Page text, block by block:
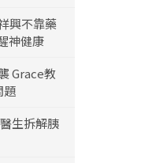
興不靠藥
神健康
Grace教
題
生拆解胰